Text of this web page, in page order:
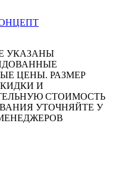
УКАЗАНЫ
ЦЕНЫ. РАЗМЕР
И
СТОИМОСТЬ
УТОЧНЯЙТЕ У